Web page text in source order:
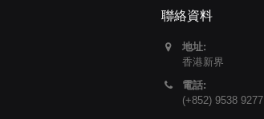
聯絡資料
地址:
香港新界
電話:
(+852) 9538 9277